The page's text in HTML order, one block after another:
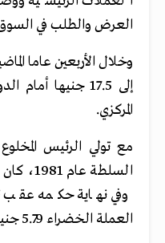
العرض والطلب في
إلى 17.5 جنيها
المركزي.
مع تولي الرئيس
العملة الخضراء 5.79 جنيهات/دولار واحد.